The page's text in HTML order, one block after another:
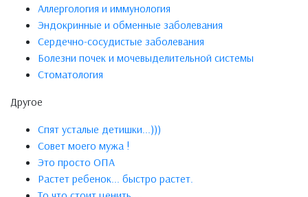
Аллергология и иммунология
Эндокринные и обменные заболевания
Сердечно-сосудистые заболевания
Болезни почек и мочевыделительной системы
Стоматология
Другое
Спят усталые детишки...)))
Совет моего мужа !
Это просто ОПА
Растет ребенок... быстро растет.